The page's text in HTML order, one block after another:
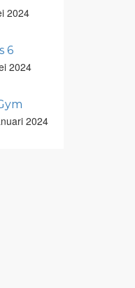
2024
6
2024
2024